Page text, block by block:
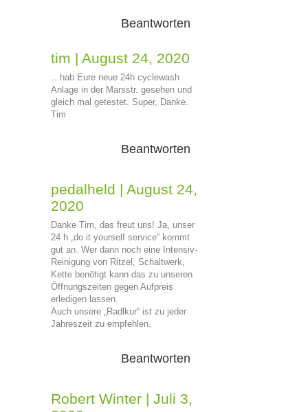
Beantworten
tim | August 24, 2020
…hab Eure neue 24h cyclewash
Anlage in der Marsstr. gesehen und
gleich mal getestet. Super, Danke.
Tim
Beantworten
pedalheld | August 24,
2020
Danke Tim, das freut uns! Ja, unser
24 h „do it yourself service“ kommt
gut an. Wer dann noch eine Intensiv-
Reinigung von Ritzel, Schaltwerk,
Kette benötigt kann das zu unseren
Öffnungszeiten gegen Aufpreis
erledigen lassen.
Auch unsere „Radlkur“ ist zu jeder
Jahreszeit zu empfehlen.
Beantworten
Robert Winter | Juli 3,